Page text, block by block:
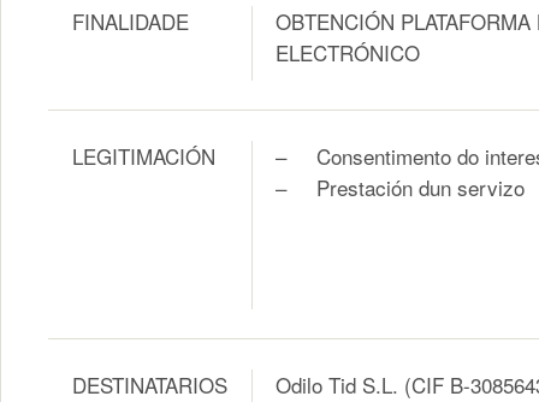
FINALIDADE
OBTENCIÓN PLATAFORMA
ELECTRÓNICO
LEGITIMACIÓN
– Consentimento do
– Prestación dun servizo
DESTINATARIOS Odilo Tid S.L. (CIF B-